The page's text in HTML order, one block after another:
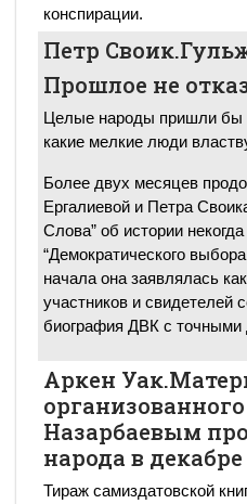
конспирации.
Петр
Прошлое не
Целые народы пришли бы
какие мелкие люди
Более двух месяцев
Ергалиевой и Петра
Слова” об истории некогда
“Демократического
начала она заявлялась
участников и свидетелей
биография ДВК с точными
Аркен
Назарбаевым
народа в декабре
Тираж самиздатовской